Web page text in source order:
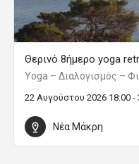
Θερινό 8ήμερο yoga
Yoga – Διαλογισμός –
22 Αυγούστου 2026 18:00
Νέα Μάκρη